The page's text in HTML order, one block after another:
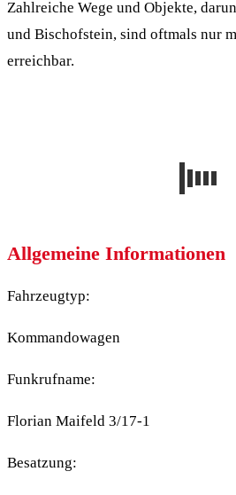
Zahlreiche Wege und Objekte,
und Bischofstein, sind oftmals nur
erreichbar.
Allgemeine Informationen
Fahrzeugtyp:
Kommandowagen
Funkrufname:
Florian Maifeld 3/17-1
Besatzung: